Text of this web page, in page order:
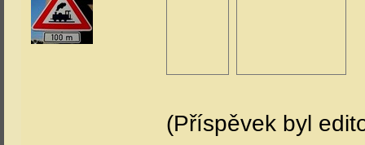
(Příspěvek byl